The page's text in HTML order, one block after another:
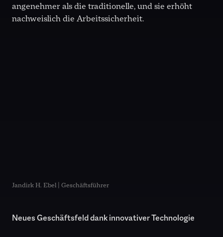
angenehmer als die traditionelle, und sie erhöht
nachweislich die Arbeitssicherheit.
Jandirk H. Ebel | Geschäftsführer
Neues Geschäftsfeld dank innovativer Technologie